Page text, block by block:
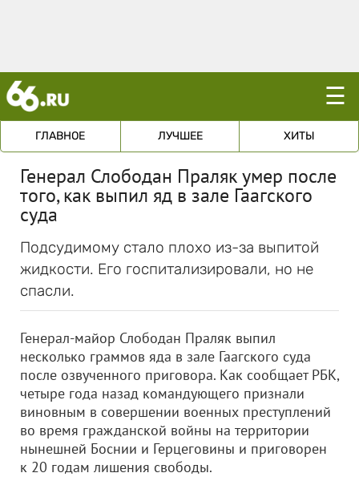
☰
ГЛАВНОЕ ЛУЧШЕЕ ХИТЫ
Генерал Слободан Праляк умер после
того, как выпил яд в зале Гаагского
суда
Подсудимому стало плохо из-за выпитой
жидкости. Его госпитализировали, но не
спасли.
Генерал-майор Слободан Праляк выпил
несколько граммов яда в зале Гаагского суда
после озвученного приговора. Как сообщает РБК,
четыре года назад командующего признали
виновным в совершении военных преступлений
во время гражданской войны на территории
нынешней Боснии и Герцеговины и приговорен
к 20 годам лишения свободы.